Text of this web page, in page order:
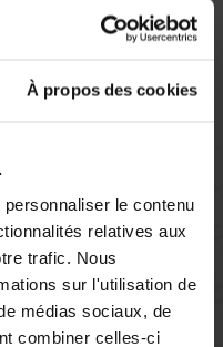
À propos des cookies
le contenu
relatives aux
trafic. Nous
sur l'utilisation de
médias sociaux, de
combiner celles-ci
carte bancaire ou par
de votre expérience
DE PIC.